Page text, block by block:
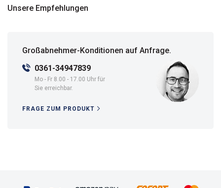
Unsere Empfehlungen
Großabnehmer-Konditionen auf Anfrage.
0361-34947839
Mo - Fr 8.00 - 17.00 Uhr für
Sie erreichbar.
FRAGE ZUM PRODUKT